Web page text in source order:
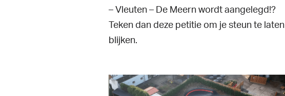
– Vleuten – De Meern wordt aangelegd!?
Teken dan deze petitie om je steun te laten
blijken.